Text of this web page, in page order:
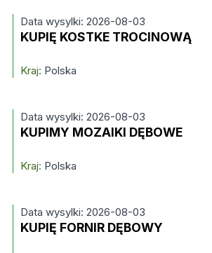
Data wysylki: 2026-08-03
KUPIĘ KOSTKE TROCINOWĄ
Kraj: Polska
Data wysylki: 2026-08-03
KUPIMY MOZAIKI DĘBOWE
Kraj: Polska
Data wysylki: 2026-08-03
KUPIĘ FORNIR DĘBOWY